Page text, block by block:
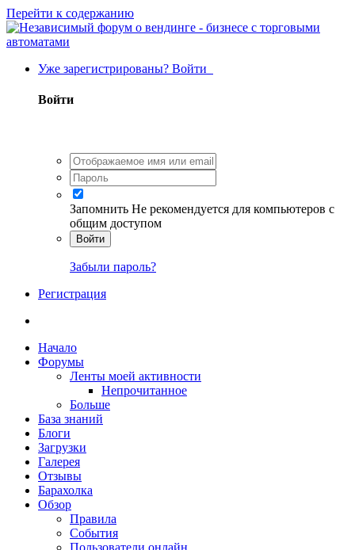
Перейти к содержанию
Уже зарегистрированы? Войти
Войти
Запомнить Не рекомендуется для компьютеров с
общим доступом
Войти
Забыли пароль?
Регистрация
Начало
Форумы
Ленты моей активности
Непрочитанное
Больше
База знаний
Блоги
Загрузки
Галерея
Отзывы
Барахолка
Обзор
Правила
События
Пользователи онлайн